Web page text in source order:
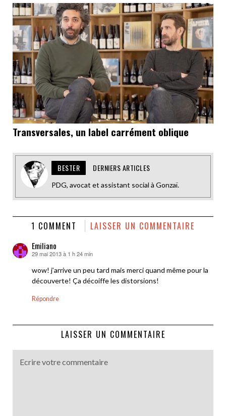
Transversales, un label carrément oblique
BESTER DERNIERS ARTICLES
PDG, avocat et assistant social à Gonzaï.
1 COMMENT LAISSER UN COMMENTAIRE
Emiliano
dit :
29 mai 2013 à 1 h 24 min
wow! j’arrive un peu tard mais merci quand même pour la
découverte! Ça décoiffe les distorsions!
Répondre
LAISSER UN COMMENTAIRE